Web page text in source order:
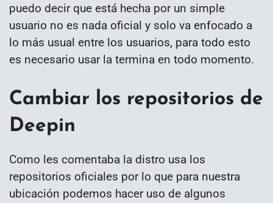
puedo decir que está hecha por un simple
usuario no es nada oficial y solo va enfocado a
lo más usual entre los usuarios, para todo esto
es necesario usar la termina en todo momento.
Cambiar los repositorios de
Deepin
Como les comentaba la distro usa los
repositorios oficiales por lo que para nuestra
ubicación podemos hacer uso de algunos